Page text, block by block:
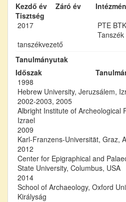
Kezdő év
Záró év
Tisztség
2017
PTE
Tanszék
tanszékvezető
Tanulmányutak
Időszak
1998
Hebrew University, Jeruzsálem,
2002-2003, 2005
Albright Institute of Archeological
Izrael
2009
Karl-Franzens-Universität, Graz,
2012
Center for Epigraphical and
State University, Columbus, USA
2014
School of Archaeology, Oxford
Királyság